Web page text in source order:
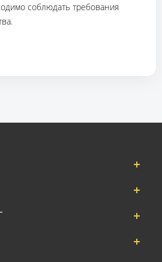
соблюдать требования